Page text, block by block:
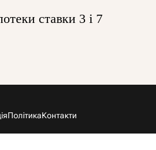
ставки 3 і 7
ПолітикаКонтакти